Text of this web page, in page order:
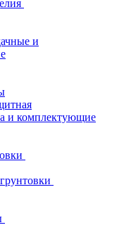
и
и комплектующие